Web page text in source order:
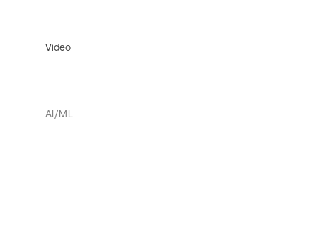
Video
AI/ML